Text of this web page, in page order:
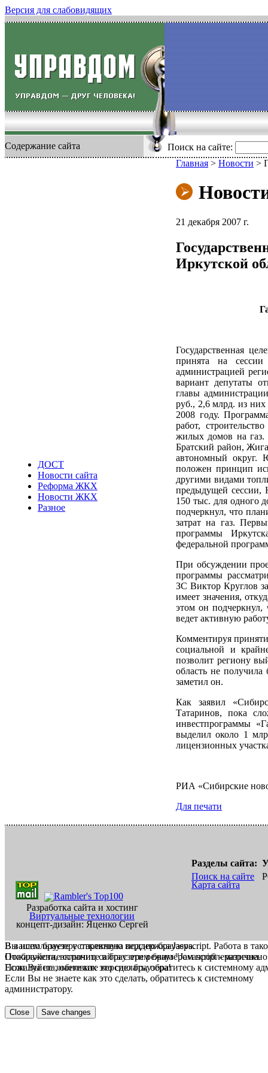
Версия для слабовидящих
Содержание сайта Поиск на сайте:
ДОСТ
Новости сайта
Реформа ЖКХ
Новости ЖКХ
Разное
Главная > Новости >
21 декабря 2007 г.
Иркутской
Государственная
принята на сессии
администрацией
вариант депутаты
главы
руб., 2,6 млрд. из них
2008 году.
работ,
жилых домов на газ.
Братский район,
автономный округ.
положен принцип
другими видами
предыдущей сессии,
150 тыс. для одного
подчеркнул, что
затрат на газ.
программы
федеральной
При обсуждении
программы
ЗС Виктор Круглов
имеет значения,
этом он подчеркнул,
ведет активную
Комментируя
социальной и
позволит региону
область не
заметил он.
Как заявил
Татаринов, пока
инвестпрограммы
выделил около 1
лицензионных
РИА «Сибирские
Для печати
Разработка сайта и хостинг
Виртуальные технологии
концепт-дизайн: Яценко Сергей
Разделы сайта:
Поиск на сайте
Карта сайта
В вашем браузере отключена поддержка Jasvscript. Работа в
Пожалуйста, включите в браузере режим "Javascript -
Если Вы не знаете как это сделать, обратитесь к системному
Вы используете устаревшую версию браузера.
Отображение страниц сайта с этим браузером проблематична.
Пожалуйста, обновите версию браузера!
Если Вы не знаете как это сделать, обратитесь к системному
администратору.
Close Save changes